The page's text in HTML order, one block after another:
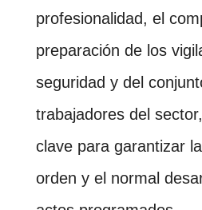
profesionalidad, el
preparación de los
seguridad y del
trabajadores del
clave para garantizar
orden y el normal